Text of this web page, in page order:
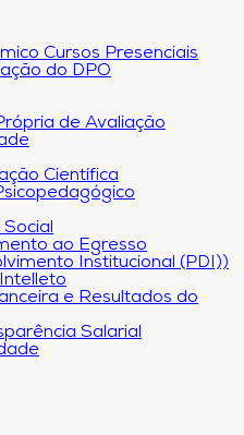
Cursos Presenciais
do DPO
de Avaliação
Científica
ao Egresso
Institucional (PDI))
e Resultados do
Salarial